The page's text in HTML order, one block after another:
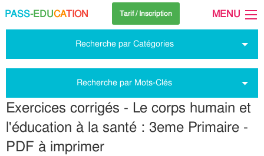
PASS-EDUCATION Tarif / Inscription MENU
Recherche par Catégories
Recherche par Mots-Clés
Exercices corrigés - Le corps humain et
l'éducation à la santé : 3eme Primaire -
PDF à imprimer